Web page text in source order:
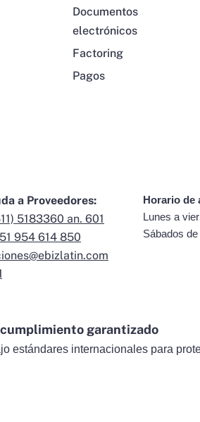
Documentos
electrónicos
Factoring
Pagos
a Proveedores:
5183360 an. 601
954 614 850
Horario de
Lunes a
Sábados
garantizado
estándares internacionales para